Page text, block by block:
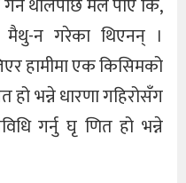
न गरेका थिएनन् ।
हामीमा एक किसिमको
हो भन्ने धारणा गहिरोसँग
गर्नु घृ णित हो भन्ने